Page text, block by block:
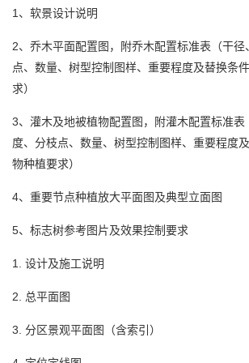
1、软景设计说明
2、乔木平面配置图，附乔木配置标准表（干径
点、数量、树型控制图样、重要程度及替换条
求）
3、灌木及地被植物配置图，附灌木配置标准表
度、分枝点、数量、树型控制图样、重要程度
物种植要求）
4、重要节点种植放大平面图及典型立面图
5、标志树参考图片及效果控制要求
1. 设计及施工说明
2. 总平面图
3. 分区景观平面图（含索引）